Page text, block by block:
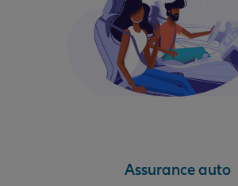
Assurance auto